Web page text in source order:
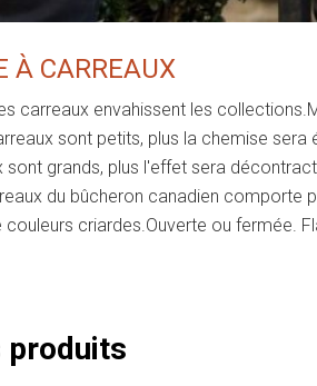
À CARREAUX
carreaux envahissent les
sont petits, plus la chemise sera
grands, plus l'effet sera
du bûcheron canadien comporte
criardes.Ouverte ou fermée.
produits